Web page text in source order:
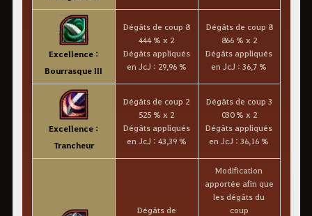
Excellence :
Bourrasque III
Dégâts de coup 8
444 % x 2
Dégâts appliqués
en JcJ : 29,96 %
Dégâts de coup 8
866 % x 2
Dégâts appliqués
en JcJ : 36,7 %
Excellence :
Trancheur
Dégâts de coup 2
525 % x 2
Dégâts appliqués
en JcJ : 43,39 %
Dégâts de coup 3
030 % x 2
Dégâts appliqués
en JcJ : 36,16 %
Dégâts de
Modification
apportée afin que
les dégâts du
coup